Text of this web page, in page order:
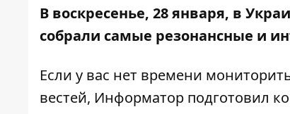
В воскресенье, 28 января, в
собрали самые резонансные и
Если у вас нет времени
вестей, Информатор подготовил